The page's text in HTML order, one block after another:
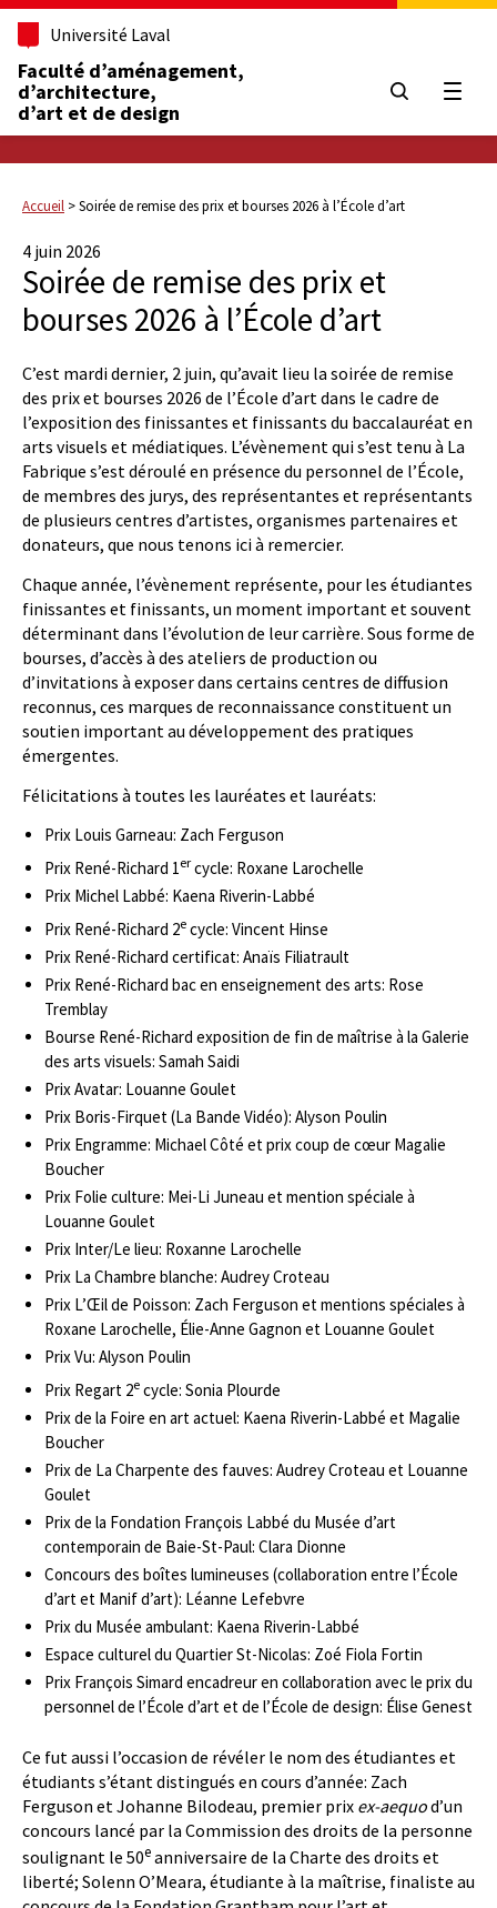
Université Laval
Faculté d’aménagement,
d’architecture,
d’art et de design
Accueil >Soirée de remise des prix et bourses 2026 à l’École d’art
4 juin 2026
Soirée de remise des prix et
bourses 2026 à l’École d’art
C’est mardi dernier, 2 juin, qu’avait lieu la soirée de remise
des prix et bourses 2026 de l’École d’art dans le cadre de
l’exposition des finissantes et finissants du baccalauréat en
arts visuels et médiatiques. L’évènement qui s’est tenu à La
Fabrique s’est déroulé en présence du personnel de l’École,
de membres des jurys, des représentantes et représentants
de plusieurs centres d’artistes, organismes partenaires et
donateurs, que nous tenons ici à remercier.
Chaque année, l’évènement représente, pour les étudiantes
finissantes et finissants, un moment important et souvent
déterminant dans l’évolution de leur carrière. Sous forme de
bourses, d’accès à des ateliers de production ou
d’invitations à exposer dans certains centres de diffusion
reconnus, ces marques de reconnaissance constituent un
soutien important au développement des pratiques
émergentes.
Félicitations à toutes les lauréates et lauréats:
Prix Louis Garneau: Zach Ferguson
Prix René-Richard 1ercycle: Roxane Larochelle
Prix Michel Labbé: Kaena Riverin-Labbé
Prix René-Richard 2e cycle: Vincent Hinse
Prix René-Richard certificat: Anaïs Filiatrault
Prix René-Richard bac en enseignement des arts: Rose
Tremblay
Bourse René-Richard exposition de fin de maîtrise à la Galerie
des arts visuels: Samah Saidi
Prix Avatar: Louanne Goulet
Prix Boris-Firquet (La Bande Vidéo): Alyson Poulin
Prix Engramme: Michael Côté et prix coup de cœur Magalie
Boucher
Prix Folie culture: Mei-Li Juneau et mention spéciale à
Louanne Goulet
Prix Inter/Le lieu: Roxanne Larochelle
Prix La Chambre blanche: Audrey Croteau
Prix L’Œil de Poisson: Zach Ferguson et mentions spéciales à
Roxane Larochelle, Élie-Anne Gagnon et Louanne Goulet
Prix Vu: Alyson Poulin
Prix Regart 2e cycle: Sonia Plourde
Prix de la Foire en art actuel: Kaena Riverin-Labbé et Magalie
Boucher
Prix de La Charpente des fauves: Audrey Croteau et Louanne
Goulet
Prix de la Fondation François Labbé du Musée d’art
contemporain de Baie-St-Paul: Clara Dionne
Concours des boîtes lumineuses (collaboration entre l’École
d’art et Manif d’art): Léanne Lefebvre
Prix du Musée ambulant: Kaena Riverin-Labbé
Espace culturel du Quartier St-Nicolas: Zoé Fiola Fortin
Prix François Simard encadreur en collaboration avec le prix du
personnel de l’École d’art et de l’École de design: Élise Genest
Ce fut aussi l’occasion de révéler le nom des étudiantes et
étudiants s’étant distingués en cours d’année: Zach
Ferguson et Johanne Bilodeau, premier prix ex-aequod’un
concours lancé par la Commission des droits de la personne
soulignant le 50eanniversaire de la Charte des droits et
liberté; Solenn O’Meara, étudiante à la maîtrise, finaliste au